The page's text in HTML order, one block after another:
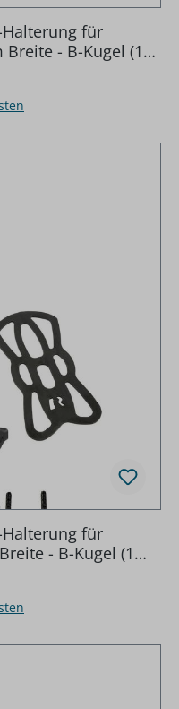
Halterung für
- B-Kugel (1
Halterung für
- B-Kugel (1